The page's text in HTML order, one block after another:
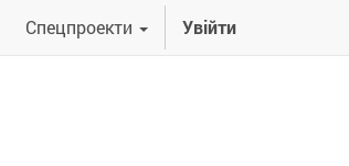
Спецпроекти Увійти